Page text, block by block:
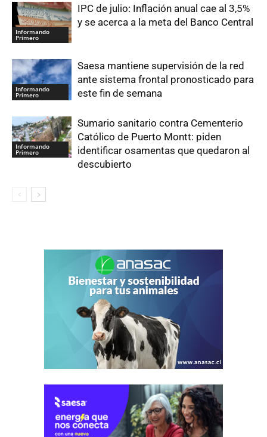
Informando
Primero
IPC de julio: Inflación anual cae al 3,5%
y se acerca a la meta del Banco Central
Informando
Primero
Saesa mantiene supervisión de la red
ante sistema frontal pronosticado para
este fin de semana
Informando
Primero
Sumario sanitario contra Cementerio
Católico de Puerto Montt: piden
identificar osamentas que quedaron al
descubierto